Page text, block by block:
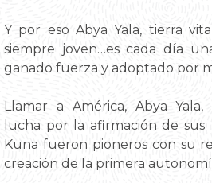
Y por eso Abya Yala, tierra
siempre joven…es cada día
ganado fuerza y adoptado por
Llamar a América, Abya
lucha por la afirmación de
Kuna fueron pioneros con su
creación de la primera